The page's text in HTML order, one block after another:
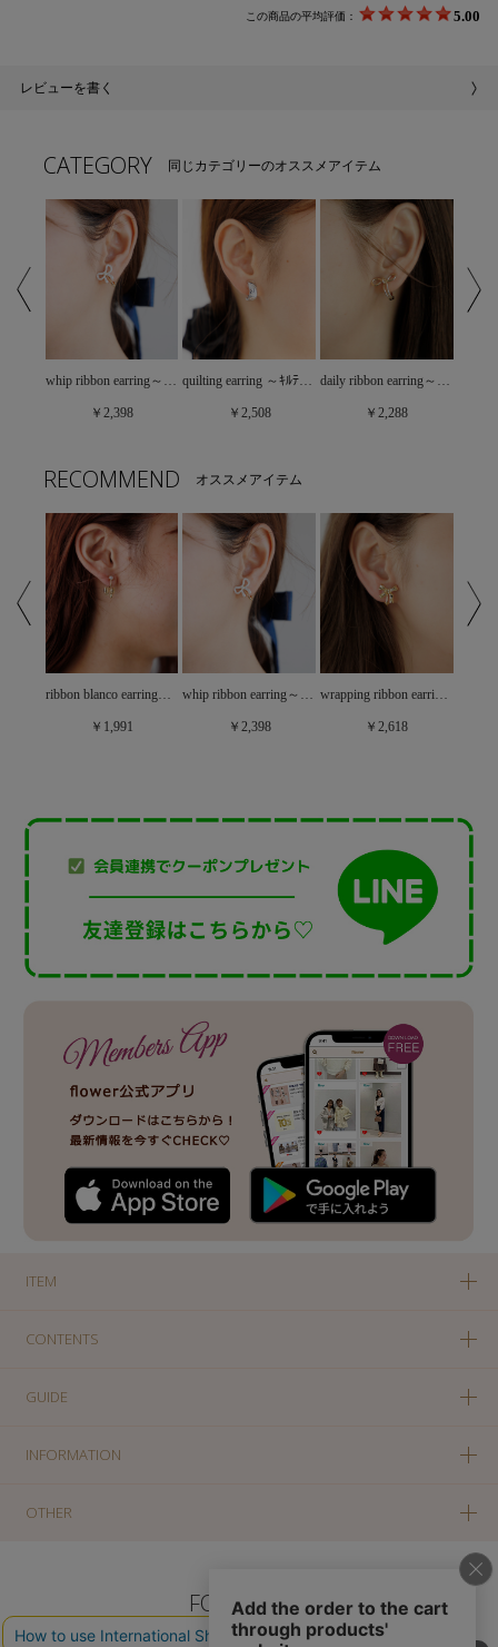
この商品の平均評価： 5.00
レビューを書く
CATEGORY 同じカテゴリーのオススメアイテム
whip ribbon earring～ﾎｲｯﾌﾟﾘﾎﾞﾝｲﾔﾘﾝｸﾞ
￥2,398
quilting earring ～ｷﾙﾃｨﾝｸﾞｲﾔﾘﾝｸﾞ
￥2,508
daily ribbon earring～ﾃﾞｲﾘｰﾘﾎﾞﾝｲﾔﾘﾝｸﾞ
￥2,288
RECOMMEND オススメアイテム
ribbon blanco earring～ﾘﾎﾞﾝﾌﾞﾗﾝｺｲﾔﾘﾝｸﾞ
￥1,991
whip ribbon earring～ﾎｲｯﾌﾟﾘﾎﾞﾝｲﾔﾘﾝｸﾞ
￥2,398
wrapping ribbon earring～ﾗｯﾋﾟﾝｸﾞﾘﾎﾞﾝｲﾔﾘﾝｸﾞ
￥2,618
ITEM
CONTENTS
GUIDE
INFORMATION
OTHER
FOLLOW US